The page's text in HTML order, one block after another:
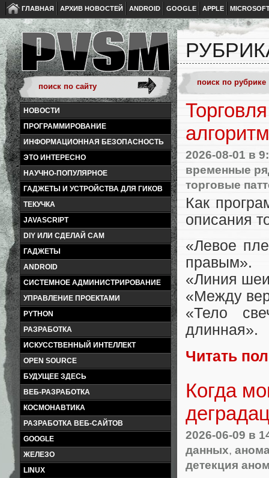
ГЛАВНАЯ АРХИВ НОВОСТЕЙ ANDROID GOOGLE APPLE
НОВОСТИ
ПРОГРАММИРОВАНИЕ
ИНФОРМАЦИОННАЯ БЕЗОПАСНОСТЬ
ЭТО ИНТЕРЕСНО
НАУЧНО-ПОПУЛЯРНОЕ
ГАДЖЕТЫ И УСТРОЙСТВА ДЛЯ ГИКОВ
ТЕКУЧКА
JAVASCRIPT
DIY ИЛИ СДЕЛАЙ САМ
ГАДЖЕТЫ
ANDROID
СИСТЕМНОЕ АДМИНИСТРИРОВАНИЕ
УПРАВЛЕНИЕ ПРОЕКТАМИ
PYTHON
РАЗРАБОТКА
ИСКУССТВЕННЫЙ ИНТЕЛЛЕКТ
OPEN SOURCE
БУДУЩЕЕ ЗДЕСЬ
ВЕБ-РАЗРАБОТКА
КОСМОНАВТИКА
РАЗРАБОТКА ВЕБ-САЙТОВ
GOOGLE
ЖЕЛЕЗО
LINUX
2026-08-01 в
временные
торговые
Как
описания
«Левое
правым».
«Линия
«Между
«Тело
длинная».
Читать
Когда
2026-06-09 в
данных,
детекция